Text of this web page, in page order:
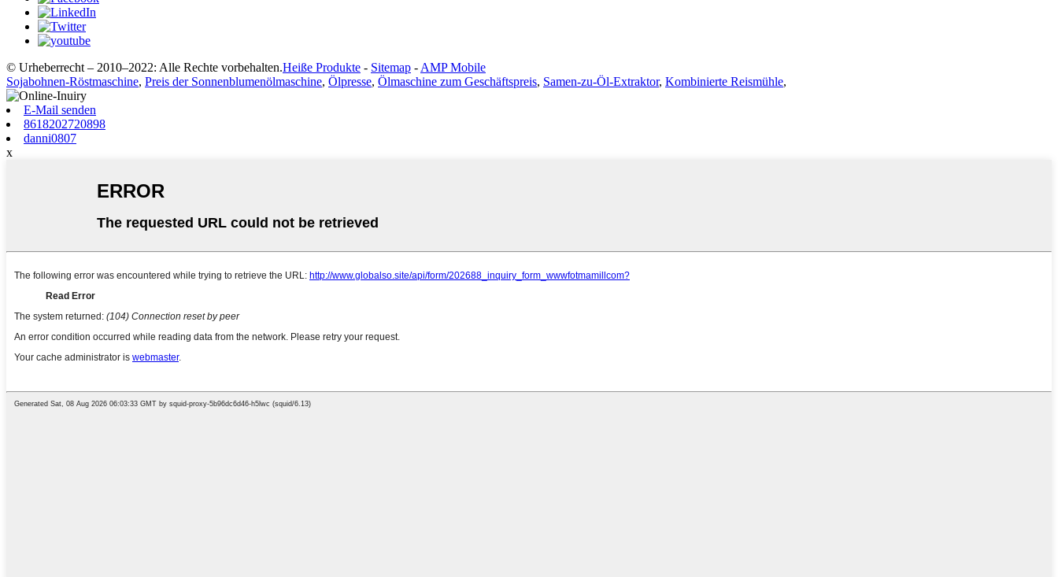
© Urheberrecht – 2010–2022: Alle Rechte vorbehalten.Heiße Produkte - Sitemap - AMP Mobile
Sojabohnen-Röstmaschine, Preis der Sonnenblumenölmaschine, Ölpresse, Ölmaschine zum Geschäftspreis, Samen-zu-Öl-Extraktor, Kombinierte Reismühle,
E-Mail senden
8618202720898
danni0807
x